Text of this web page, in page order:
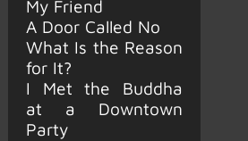
My Friend
A Door Called No
What Is the Reason
for It?
I Met the Buddha
at a Downtown
Party